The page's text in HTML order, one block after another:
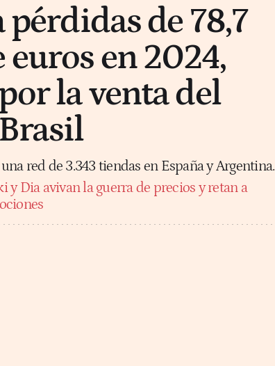
de 78,7
en 2024,
la venta del
red de 3.343 tiendas en España y Argentina.
y Dia avivan la guerra de precios y retan a